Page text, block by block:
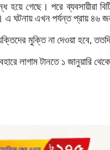
গেছে। পরে ব্যবসায়ীরা
এ ঘটনায় এখন পর্যন্ত প্রায়
মুক্তি না দেওয়া হবে,
লাগাম টানতে ১ জানুয়ারি